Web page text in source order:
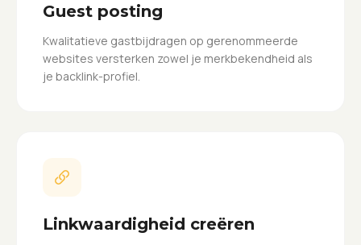
Guest posting
Kwalitatieve gastbijdragen op gerenommeerde
websites versterken zowel je merkbekendheid als
je backlink-profiel.
Linkwaardigheid creëren